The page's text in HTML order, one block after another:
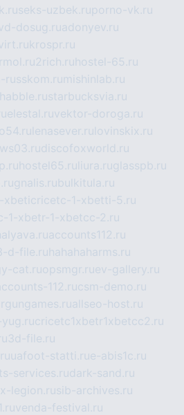
seks-uzbek.ruporno-vk.ru
dosug.ruadonyev.ru
krospr.ru
2rich.ru hostel-65.ru
russkom.ru mishinlab.ru
habble.rustarbucksvia.ru
elestal.ruvektor-doroga.ru
lenasever.ru lovinskix.ru
discofoxworld.ru
hostel65.ru liura.ruglasspb.ru
gnalis.rubulkitula.ru
xbeticricetc-1-xbetti-5.ru
1-xbetr-1-xbetcc-2.ru
accounts112.ru
d-file.ru hahahaharms.ru
cat.ruopsmgr.ruev-gallery.ru
112.rucsm-demo.ru
allseo-host.ru
cricetc1xbetr1xbetcc2.ru
3d-file.ru
uafoot-statti.rue-abis1c.ru
services.rudark-sand.ru
x-legion.rusib-archives.ru
venda-festival.ru